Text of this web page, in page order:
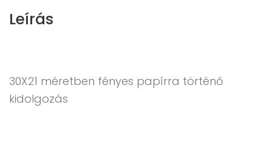
Leírás
30X21 méretben fényes papírra történő
kidolgozás